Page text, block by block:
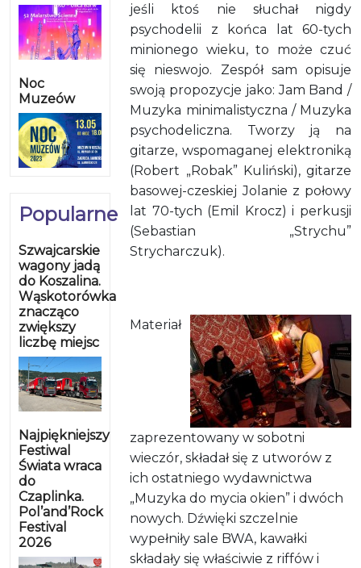
Noc
Muzeów
Popularne
Szwajcarskie
wagony jadą
do Koszalina.
Wąskotorówka
znacząco
zwiększy
liczbę miejsc
Najpiękniejszy
Festiwal
Świata wraca
do
Czaplinka.
Pol’and’Rock
Festival
2026
jeśli ktoś nie słuchał nigdy
psychodelii z końca lat 60-tych
minionego wieku, to może czuć
się nieswojo. Zespół sam opisuje
swoją propozycje jako: Jam Band /
Muzyka minimalistyczna / Muzyka
psychodeliczna. Tworzy ją na
gitarze, wspomaganej elektroniką
(Robert „Robak” Kuliński), gitarze
basowej-czeskiej Jolanie z połowy
lat 70-tych (Emil Krocz) i perkusji
(Sebastian „Strychu”
Strycharczuk).
Materiał
zaprezentowany w sobotni
wieczór, składał się z utworów z
ich ostatniego wydawnictwa
„Muzyka do mycia okien” i dwóch
nowych. Dźwięki szczelnie
wypełniły sale BWA, kawałki
składały się właściwie z riffów i